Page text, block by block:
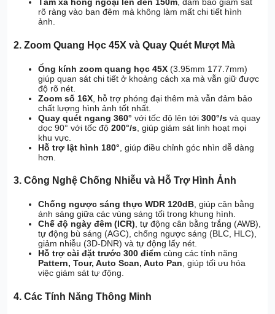
Tầm xa hồng ngoại lên đến 150m, đảm bảo giám sát
rõ ràng vào ban đêm mà không làm mất chi tiết hình
ảnh.
2. Zoom Quang Học 45X và Quay Quét Mượt Mà
Ống kính zoom quang học 45X (3.95mm 177.7mm)
giúp quan sát chi tiết ở khoảng cách xa mà vẫn giữ được
độ rõ nét.
Zoom số 16X , hỗ trợ phóng đại thêm mà vẫn đảm bảo
chất lượng hình ảnh tốt nhất.
Quay quét ngang 360° với tốc độ lên tới300°/s và quay
dọc 90° với tốc độ200°/s , giúp giám sát linh hoạt mọi
khu vực.
Hỗ trợ lật hình 180° , giúp điều chỉnh góc nhìn dễ dàng
hơn.
3. Công Nghệ Chống Nhiễu và Hỗ Trợ Hình Ảnh
Chống ngược sáng thực WDR 120dB, giúp cân bằng
ánh sáng giữa các vùng sáng tối trong khung hình.
Chế độ ngày đêm (ICR), tự động cân bằng trắng (AWB),
tự động bù sáng (AGC), chống ngược sáng (BLC, HLC),
giảm nhiễu (3D-DNR) và tự động lấy nét.
Hỗ trợ cài đặt trước 300 điểm cùng các tính năng
Pattern, Tour, Auto Scan, Auto Pan, giúp tối ưu hóa
việc giám sát tự động.
4. Các Tính Năng Thông Minh